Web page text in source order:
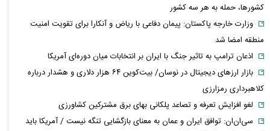
کشورها، حمله به هر سه کشور
وزارت خارجه پاکستان: پیمان دفاعی با ریاض و آنکارا برای تقویت امنیت
منطقه امضا شد
اذعان ترامپ به تاثیر جنگ با ایران بر انتخابات میان دوره‌ای آمریکا
بازار ارزهای دیجیتال در نوسان/ بیت‌کوین ۶۴ هزار دلاری و هشدار درباره
کلاهبرداری رمزارزی
لغو افزایش تعرفه و تصاعد پلکانی بهای برق مشترکین کشاورزی
سی‌ان‌ان: توافق ایران و عمان به معنای بازگشایی تنگه نیست / آمریکا باید